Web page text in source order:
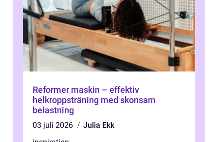
Reformer maskin – effektiv
helkroppsträning med skonsam
belastning
03 juli 2026
Julia Ekk